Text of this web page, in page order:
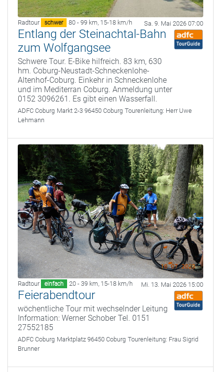
Radtour schwer 80 - 99 km, 15-18 km/h Sa. 9. Mai 2026 07:00
Entlang der Steinachtal-Bahn
zum Wolfgangsee
Schwere Tour. E-Bike hilfreich. 83 km, 630
hm. Coburg-Neustadt-Schneckenlohe-
Altenhof-Coburg. Einkehr in Schneckenlohe
und im Mediterran Coburg. Anmeldung unter
0152 3096261. Es gibt einen Wasserfall.
ADFC Coburg Markt 2-3 96450 Coburg Tourenleitung: Herr Uwe
Lehmann
Radtour einfach 20 - 39 km, 15-18 km/h Mi. 13. Mai 2026 15:00
Feierabendtour
wöchentliche Tour mit wechselnder Leitung
Information: Werner Schober Tel. 0151
27552185
ADFC Coburg Marktplatz 96450 Coburg Tourenleitung: Frau Sigrid
Brunner